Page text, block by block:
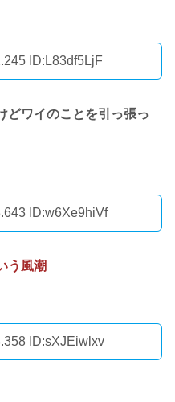
ID:L83df5LjF
どワイのことを引っ張っ
ID:w6Xe9hiVf
う風潮
ID:sXJEiwlxv